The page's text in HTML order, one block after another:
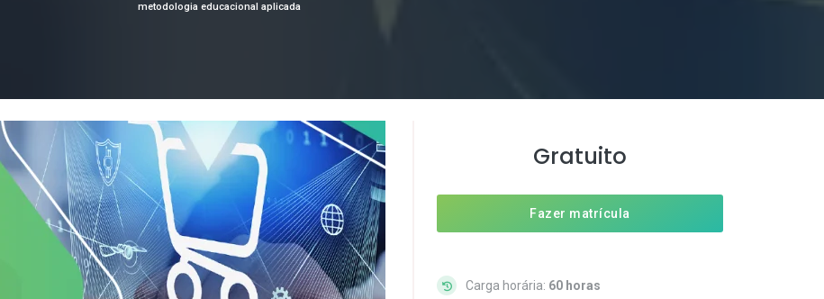
metodologia educacional aplicada
Gratuito
Fazer matrícula
Carga horária: 60 horas